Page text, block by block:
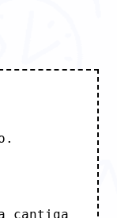
cantiga